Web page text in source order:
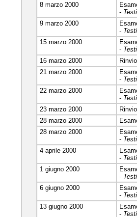
8 marzo 2000
- Testi
9 marzo 2000
- Testi
15 marzo 2000
- Testi
16 marzo 2000
21 marzo 2000
- Testi
22 marzo 2000
- Testi
23 marzo 2000
28 marzo 2000
28 marzo 2000
- Testi
4 aprile 2000
- Testi
1 giugno 2000
- Testi
6 giugno 2000
- Testi
13 giugno 2000
- Testi